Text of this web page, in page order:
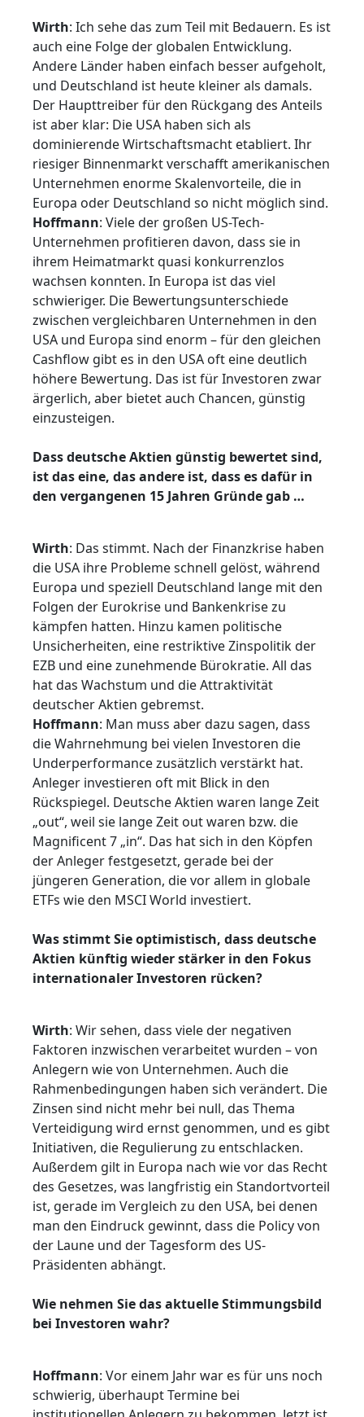
Wirth: Ich sehe das zum Teil mit Bedauern. Es ist
auch eine Folge der globalen Entwicklung.
Andere Länder haben einfach besser aufgeholt,
und Deutschland ist heute kleiner als damals.
Der Haupttreiber für den Rückgang des Anteils
ist aber klar: Die USA haben sich als
dominierende Wirtschaftsmacht etabliert. Ihr
riesiger Binnenmarkt verschafft amerikanischen
Unternehmen enorme Skalenvorteile, die in
Europa oder Deutschland so nicht möglich sind.
Hoffmann: Viele der großen US-Tech-
Unternehmen profitieren davon, dass sie in
ihrem Heimatmarkt quasi konkurrenzlos
wachsen konnten. In Europa ist das viel
schwieriger. Die Bewertungsunterschiede
zwischen vergleichbaren Unternehmen in den
USA und Europa sind enorm – für den gleichen
Cashflow gibt es in den USA oft eine deutlich
höhere Bewertung. Das ist für Investoren zwar
ärgerlich, aber bietet auch Chancen, günstig
einzusteigen.
Dass deutsche Aktien günstig bewertet sind,
ist das eine, das andere ist, dass es dafür in
den vergangenen 15 Jahren Gründe gab …
Wirth: Das stimmt. Nach der Finanzkrise haben
die USA ihre Probleme schnell gelöst, während
Europa und speziell Deutschland lange mit den
Folgen der Eurokrise und Bankenkrise zu
kämpfen hatten. Hinzu kamen politische
Unsicherheiten, eine restriktive Zinspolitik der
EZB und eine zunehmende Bürokratie. All das
hat das Wachstum und die Attraktivität
deutscher Aktien gebremst.
Hoffmann: Man muss aber dazu sagen, dass
die Wahrnehmung bei vielen Investoren die
Underperformance zusätzlich verstärkt hat.
Anleger investieren oft mit Blick in den
Rückspiegel. Deutsche Aktien waren lange Zeit
„out“, weil sie lange Zeit out waren bzw. die
Magnificent 7 „in“. Das hat sich in den Köpfen
der Anleger festgesetzt, gerade bei der
jüngeren Generation, die vor allem in globale
ETFs wie den MSCI World investiert.
Was stimmt Sie optimistisch, dass deutsche
Aktien künftig wieder stärker in den Fokus
internationaler Investoren rücken?
Wirth: Wir sehen, dass viele der negativen
Faktoren inzwischen verarbeitet wurden – von
Anlegern wie von Unternehmen. Auch die
Rahmenbedingungen haben sich verändert. Die
Zinsen sind nicht mehr bei null, das Thema
Verteidigung wird ernst genommen, und es gibt
Initiativen, die Regulierung zu entschlacken.
Außerdem gilt in Europa nach wie vor das Recht
des Gesetzes, was langfristig ein Standortvorteil
ist, gerade im Vergleich zu den USA, bei denen
man den Eindruck gewinnt, dass die Policy von
der Laune und der Tagesform des US-
Präsidenten abhängt.
Wie nehmen Sie das aktuelle Stimmungsbild
bei Investoren wahr?
Hoffmann: Vor einem Jahr war es für uns noch
schwierig, überhaupt Termine bei